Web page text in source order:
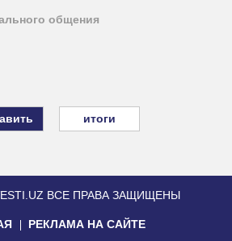
общения
итоги
ВСЕ ПРАВА ЗАЩИЩЕНЫ
РЕКЛАМА НА САЙТЕ